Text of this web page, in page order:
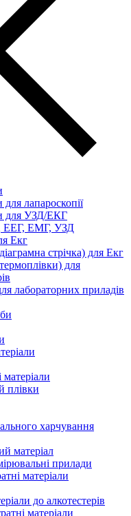
для лапароскопії
для УЗД/ЕКГ
ЕЕГ, ЕМГ, УЗД
Екг
стрічка) для Екг
для
лабораторних приладів
матеріали
плівки
харчування
матеріал
прилади
матеріали
до алкотестерів
матеріали